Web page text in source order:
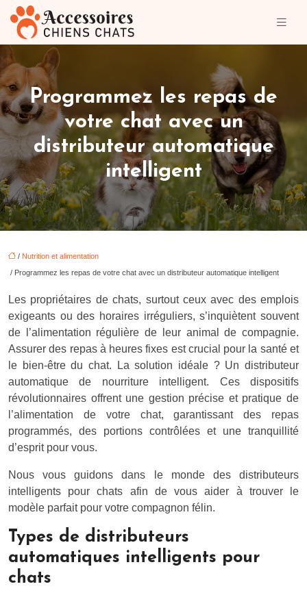
Programmez les repas de
votre chat avec un
distributeur automatique
intelligent
/ Nutrition et alimentation
/ Programmez les repas de votre chat avec un distributeur automatique intelligent
Les propriétaires de chats, surtout ceux avec des emplois
exigeants ou des horaires irréguliers, s’inquiètent souvent
de l’alimentation régulière de leur animal de compagnie.
Assurer des repas à heures fixes est crucial pour la santé et
le bien-être du chat. La solution idéale ? Un distributeur
automatique de nourriture intelligent. Ces dispositifs
révolutionnaires offrent une gestion précise et pratique de
l’alimentation de votre chat, garantissant des repas
programmés, des portions contrôlées et une tranquillité
d’esprit pour vous.
Nous vous guidons dans le monde des distributeurs
intelligents pour chats afin de vous aider à trouver le
modèle parfait pour votre compagnon félin.
Types de distributeurs
automatiques intelligents pour
chats